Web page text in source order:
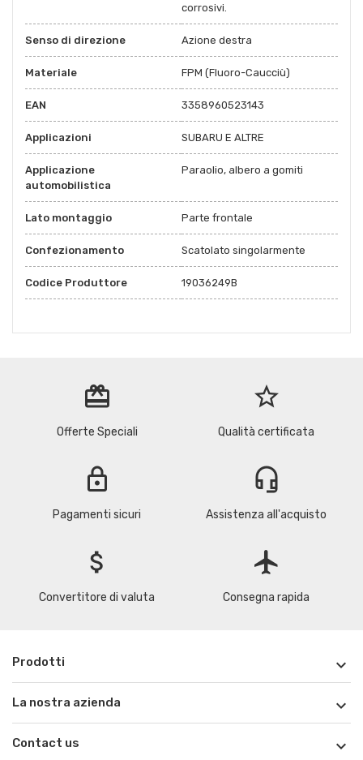
corrosivi.
Senso di direzione Azione destra
Materiale FPM (Fluoro-Caucciù)
EAN 3358960523143
Applicazioni SUBARU E ALTRE
Applicazione
automobilistica
Paraolio, albero a gomiti
Lato montaggio Parte frontale
Confezionamento Scatolato singolarmente
Codice Produttore 19036249B
redeem
Offerte Speciali
star_border
Qualità certificata
lock
Pagamenti sicuri
headset_mic
Assistenza all'acquisto
attach_money
Convertitore di valuta
flight
Consegna rapida
Prodotti 
La nostra azienda 
Contact us 